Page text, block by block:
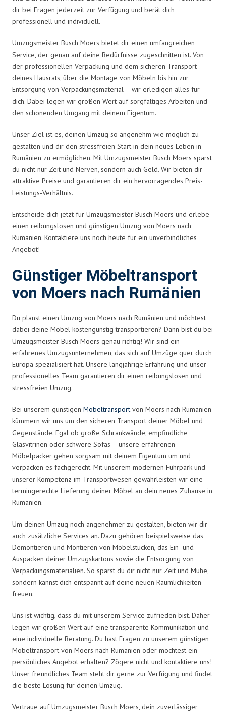
dir bei Fragen jederzeit zur Verfügung und berät dich
professionell und individuell.
Umzugsmeister Busch Moers bietet dir einen umfangreichen
Service, der genau auf deine Bedürfnisse zugeschnitten ist. Von
der professionellen Verpackung und dem sicheren Transport
deines Hausrats, über die Montage von Möbeln bis hin zur
Entsorgung von Verpackungsmaterial – wir erledigen alles für
dich. Dabei legen wir großen Wert auf sorgfältiges Arbeiten und
den schonenden Umgang mit deinem Eigentum.
Unser Ziel ist es, deinen Umzug so angenehm wie möglich zu
gestalten und dir den stressfreien Start in dein neues Leben in
Rumänien zu ermöglichen. Mit Umzugsmeister Busch Moers sparst
du nicht nur Zeit und Nerven, sondern auch Geld. Wir bieten dir
attraktive Preise und garantieren dir ein hervorragendes Preis-
Leistungs-Verhältnis.
Entscheide dich jetzt für Umzugsmeister Busch Moers und erlebe
einen reibungslosen und günstigen Umzug von Moers nach
Rumänien. Kontaktiere uns noch heute für ein unverbindliches
Angebot!
Günstiger Möbeltransport
von Moers nach Rumänien
Du planst einen Umzug von Moers nach Rumänien und möchtest
dabei deine Möbel kostengünstig transportieren? Dann bist du bei
Umzugsmeister Busch Moers genau richtig! Wir sind ein
erfahrenes Umzugsunternehmen, das sich auf Umzüge quer durch
Europa spezialisiert hat. Unsere langjährige Erfahrung und unser
professionelles Team garantieren dir einen reibungslosen und
stressfreien Umzug.
Bei unserem günstigen Möbeltransport von Moers nach Rumänien
kümmern wir uns um den sicheren Transport deiner Möbel und
Gegenstände. Egal ob große Schrankwände, empfindliche
Glasvitrinen oder schwere Sofas – unsere erfahrenen
Möbelpacker gehen sorgsam mit deinem Eigentum um und
verpacken es fachgerecht. Mit unserem modernen Fuhrpark und
unserer Kompetenz im Transportwesen gewährleisten wir eine
termingerechte Lieferung deiner Möbel an dein neues Zuhause in
Rumänien.
Um deinen Umzug noch angenehmer zu gestalten, bieten wir dir
auch zusätzliche Services an. Dazu gehören beispielsweise das
Demontieren und Montieren von Möbelstücken, das Ein- und
Auspacken deiner Umzugskartons sowie die Entsorgung von
Verpackungsmaterialien. So sparst du dir nicht nur Zeit und Mühe,
sondern kannst dich entspannt auf deine neuen Räumlichkeiten
freuen.
Uns ist wichtig, dass du mit unserem Service zufrieden bist. Daher
legen wir großen Wert auf eine transparente Kommunikation und
eine individuelle Beratung. Du hast Fragen zu unserem günstigen
Möbeltransport von Moers nach Rumänien oder möchtest ein
persönliches Angebot erhalten? Zögere nicht und kontaktiere uns!
Unser freundliches Team steht dir gerne zur Verfügung und findet
die beste Lösung für deinen Umzug.
Vertraue auf Umzugsmeister Busch Moers, dein zuverlässiger